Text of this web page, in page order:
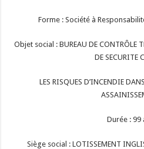
Forme : Société à
Objet social : BUREAU DE CONTRÔLE
DE SECURITE
LES RISQUES D’INCENDIE
Durée : 99
Siège social : LOTISSEMENT